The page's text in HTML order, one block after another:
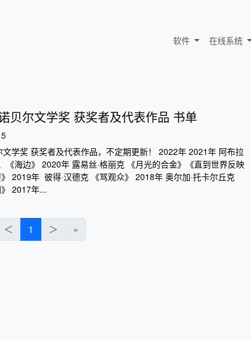
软件 在线系统
贝尔文学奖 获奖者及代表作品 书单
学奖 获奖者及代表作品，不定期更新！ 2022年 2021年 阿布拉
《海边》 2020年 露易丝·格丽克 《月光的合金》《直到世界反映
2019年 彼得·汉德克 《骂观众》 2018年 奥尔加·托卡尔丘克
2017年...
＜ 1 ＞ »